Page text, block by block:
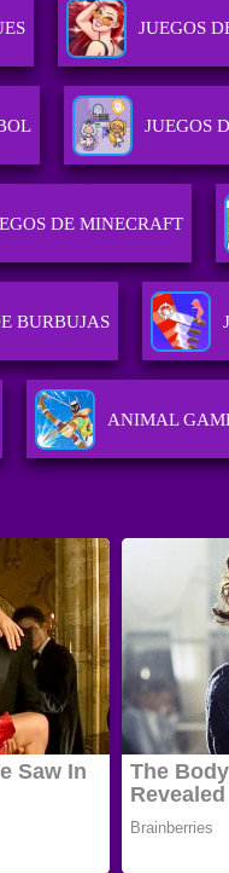
JUEGOS
JUEGOS
DE MINECRAFT
BURBUJAS
ANIMAL